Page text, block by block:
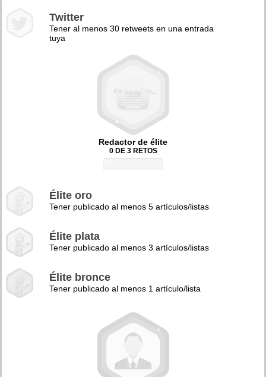
Twitter
Tener al menos 30 retweets en una entrada
tuya
Redactor de élite
0 DE 3 RETOS
Élite oro
Tener publicado al menos 5 artículos/listas
Élite plata
Tener publicado al menos 3 artículos/listas
Élite bronce
Tener publicado al menos 1 artículo/lista